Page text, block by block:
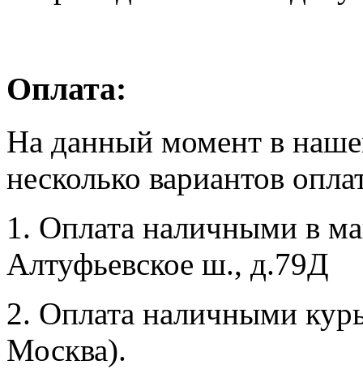
Оплата:
На данный момент в
несколько вариантов
1. Оплата наличными в
Алтуфьевское ш., д.79Д
2. Оплата наличными
Москва).